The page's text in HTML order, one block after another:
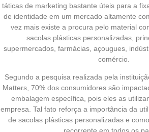
táticas de marketing bastante úteis para a
de identidade em um mercado altamente
vez mais existe a procura pelo material
sacolas plásticas personalizadas,
supermercados, farmácias, açougues,
comércio.
Segundo a pesquisa realizada pela
Matters, 70% dos consumidores são
embalagem específica, pois eles as
empresa. Tal fato reforça a importância da
de sacolas plásticas personalizadas e